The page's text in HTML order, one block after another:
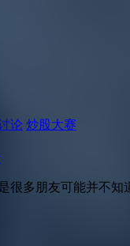
论 炒股大赛
很多朋友可能并不